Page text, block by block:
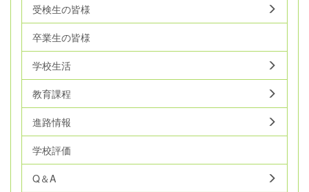
受検生の皆様
卒業生の皆様
学校生活
教育課程
進路情報
学校評価
Q＆A